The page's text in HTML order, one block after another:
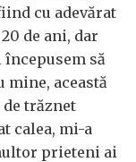
cu adevărat
de ani, dar
începusem să
această
trăznet
calea, mi-a
prieteni ai